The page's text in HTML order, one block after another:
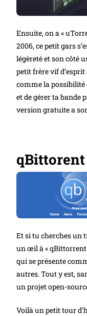
Ensuite, on a «
2006, ce petit gars
légèreté et son côté
petit frère vif
comme la
et de gérer ta bande
version gratuite a
qBittorent
Et si tu cherches un
un œil à « qBittorrent
qui se présente
autres. Tout y est,
un projet open-
Voilà un petit tour